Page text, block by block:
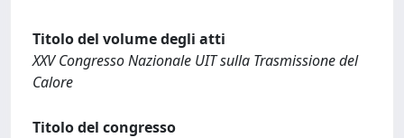
Titolo del volume degli atti
XXV Congresso Nazionale UIT sulla Trasmissione del
Calore
Titolo del congresso